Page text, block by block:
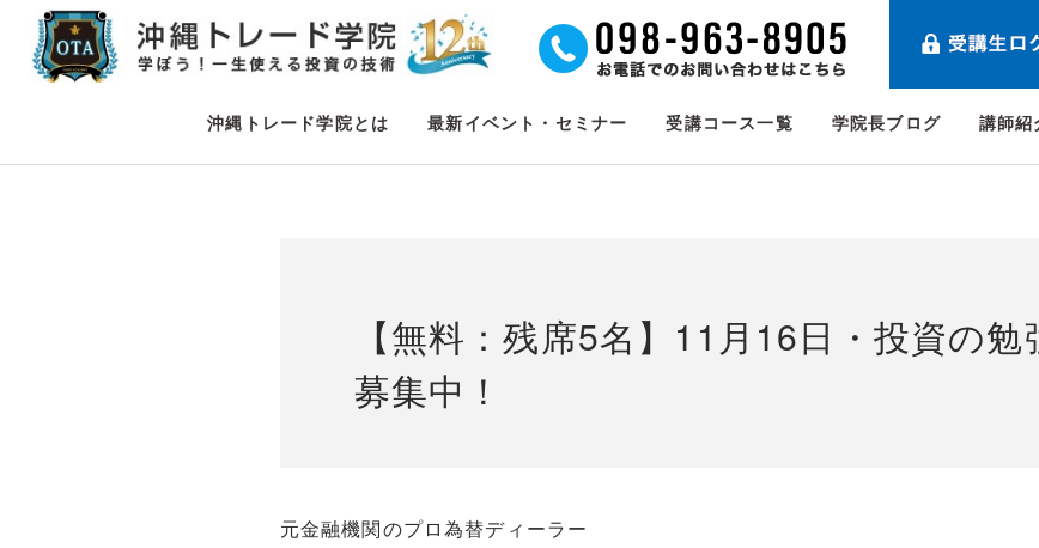
沖縄トレード学院とは 最新イベント・セミナー 受講コース一覧 学院長ブログ 講師紹
【無料：残席5名】11月16日・投資の
募集中！
元金融機関のプロ為替ディーラー